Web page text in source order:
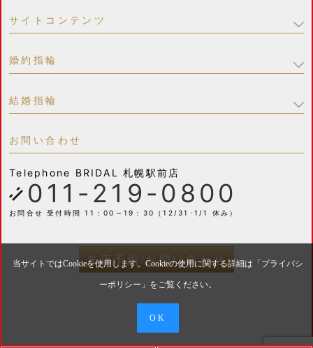
サイトコンテンツ
婚約指輪
結婚指輪
お問い合わせ
Telephone BRIDAL 札幌駅前店
011-219-0800
お問合せ 受付時間 11：00～19：30（12/31･1/1 休み）
来店予約/お問い合わせ
当サイトではCookieを使用します。Cookieの使用に関する詳細は「 プライバシ
ーポリシー 」をご覧ください。
OK